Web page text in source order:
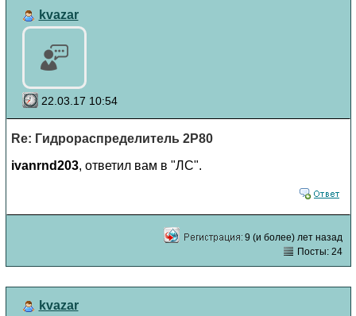
kvazar
22.03.17 10:54
Re: Гидрораспределитель 2Р80
ivanrnd203, ответил вам в "ЛС".
9 (и более) лет назад
Посты: 24
kvazar